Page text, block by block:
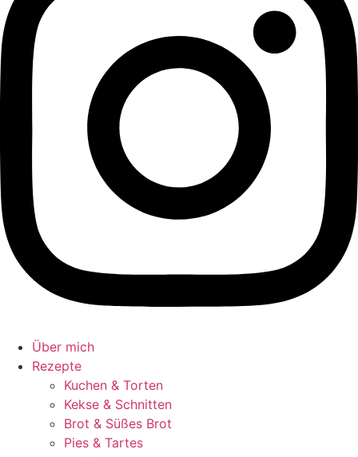
Über mich
Rezepte
Kuchen & Torten
Kekse & Schnitten
Brot & Süßes Brot
Pies & Tartes